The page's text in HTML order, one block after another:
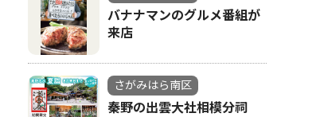
バナナマンのグルメ番組が
来店
さがみはら南区
秦野の出雲大社相模分祠